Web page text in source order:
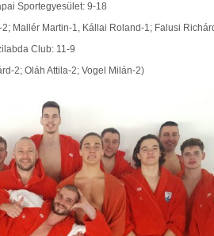
Sportegyesület: 9-18
Mallér Martin-1, Kállai Roland-1; Falusi
Club: 11-9
2; Oláh Attila-2; Vogel Milán-2)